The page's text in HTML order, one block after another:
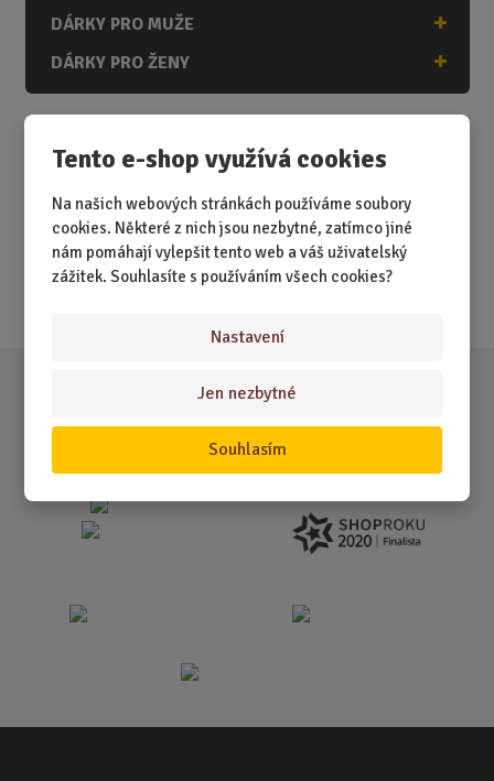
Tento e-shop využívá cookies
Na našich webových stránkách používáme soubory
cookies. Některé z nich jsou nezbytné, zatímco jiné
nám pomáhají vylepšit tento web a váš uživatelský
zážitek. Souhlasíte s používáním všech cookies?
Nastavení
Jen nezbytné
Souhlasím
DÁRKY PRO MUŽE
DÁRKY PRO ŽENY
Akční nabídky
Novinky
Nejprodávanější